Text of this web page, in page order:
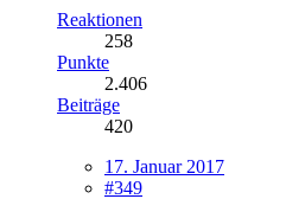
Reaktionen
258
Punkte
2.406
Beiträge
420
17. Januar 2017
#349